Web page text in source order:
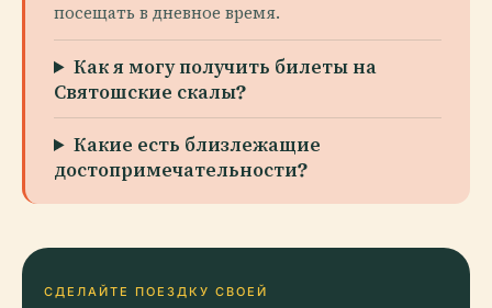
посещать в дневное время.
Как я могу получить билеты на
Святошские скалы?
Какие есть близлежащие
достопримечательности?
СДЕЛАЙТЕ ПОЕЗДКУ СВОЕЙ